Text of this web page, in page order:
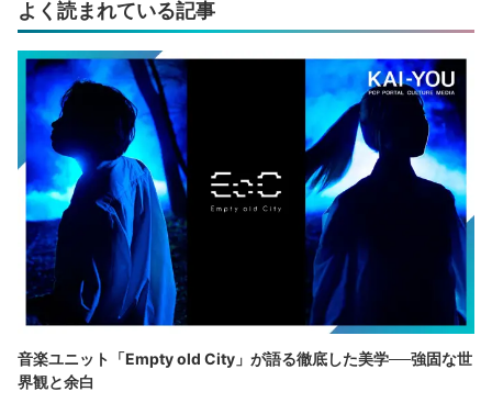
よく読まれている記事
音楽ユニット「Empty old City」が語る徹底した美学──強固な世
界観と余白